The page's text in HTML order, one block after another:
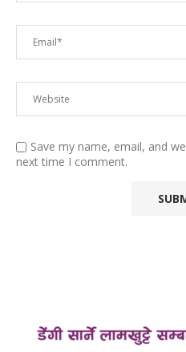
Save my name, email, and
next time I comment.